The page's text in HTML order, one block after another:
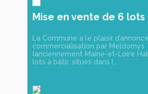
Mise en vente de 6 lots
La Commune a le plaisir
commercialisation par Meldomys
(anciennement Maine-et-Loire
lots à bâtir, situés dans l...